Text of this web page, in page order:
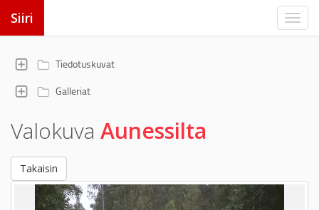
Siiri
Tiedotuskuvat
Galleriat
Valokuva Aunessilta
Takaisin